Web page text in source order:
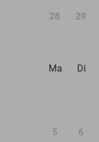
28 29
Ma
Di
5 6